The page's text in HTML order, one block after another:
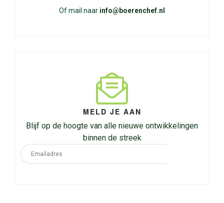
Of mail naar info@boerenchef.nl
MELD JE AAN
Blijf op de hoogte van alle nieuwe ontwikkelingen
binnen de streek